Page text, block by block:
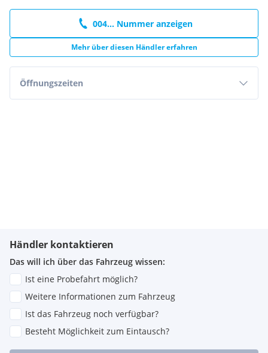
004... Nummer anzeigen
Mehr über diesen Händler erfahren
Öffnungszeiten
Händler kontaktieren
Das will ich über das Fahrzeug wissen:
Ist eine Probefahrt möglich?
Weitere Informationen zum Fahrzeug
Ist das Fahrzeug noch verfügbar?
Besteht Möglichkeit zum Eintausch?